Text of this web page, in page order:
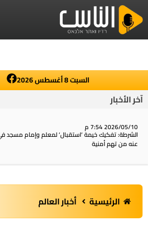
السبت 8 أغسطس 2026
آخر الأخبار
2026/05/10 7:54 م
الشرطة: تفكيك خيمة ‘استقبال‘ لمعلم وإمام مسجد في
عنه من تهم أمنية
الرئيسية أخبار العالم